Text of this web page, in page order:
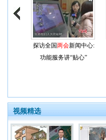
探访全国两会新闻中心:
功能服务讲“贴心”
视频精选